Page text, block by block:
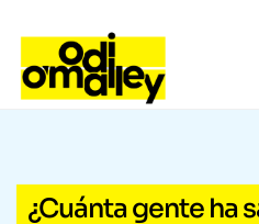
¿Cuánta gente ha